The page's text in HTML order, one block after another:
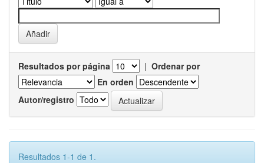
Resultados por página | Ordenar por
En orden
Autor/registro
Resultados 1-1 de 1.